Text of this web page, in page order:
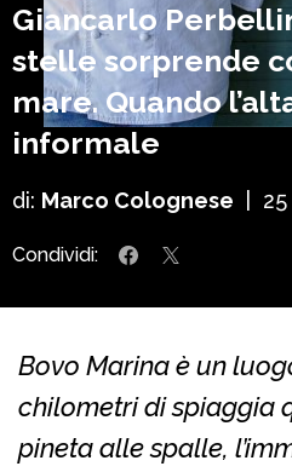
Giancarlo
stelle sorprende
mare. Quando
informale
di: Marco Colognese
Condividi:
Bovo Marina è un
chilometri di spiaggia
pineta alle spalle,